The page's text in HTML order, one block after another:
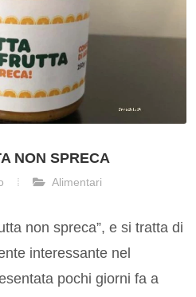
NON SPRECA
Alimentari
non spreca”, e si tratta di
interessante nel
pochi giorni fa a